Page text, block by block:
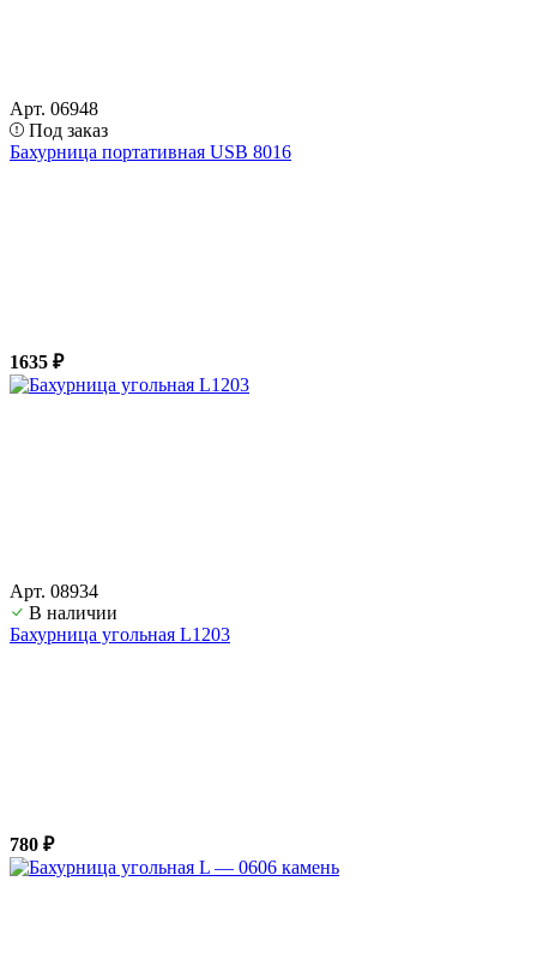
Арт. 06948
Под заказ
Бахурница портативная USB 8016
1635 ₽
Арт. 08934
В наличии
Бахурница угольная L1203
780 ₽